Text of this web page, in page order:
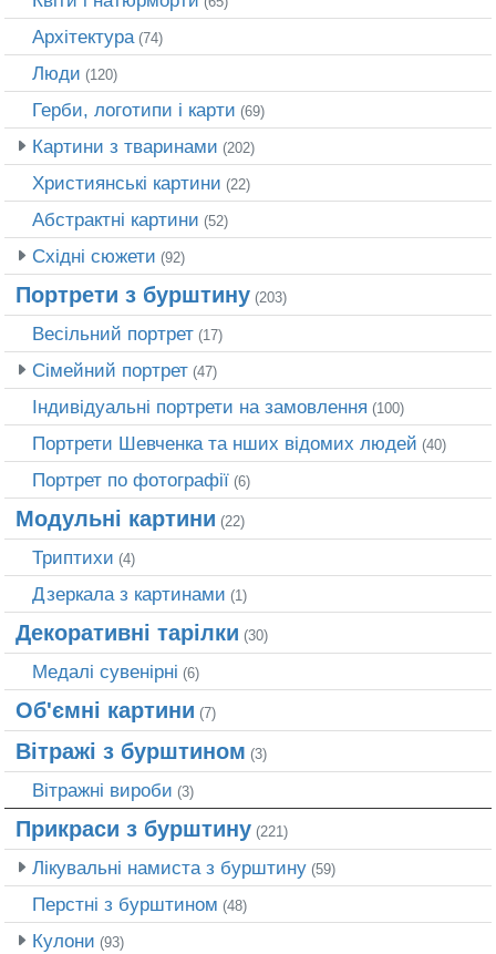
Архітектура (74)
Люди (120)
Герби, логотипи і карти (69)
Картини з тваринами (202)
Християнські картини (22)
Абстрактні картини (52)
Східні сюжети (92)
Портрети з бурштину (203)
Весільний портрет (17)
Сімейний портрет (47)
Індивідуальні портрети на замовлення (100)
Портрети Шевченка та нших відомих людей (40)
Портрет по фотографії (6)
Модульні картини (22)
Триптихи (4)
Дзеркала з картинами (1)
Декоративні тарілки (30)
Медалі сувенірні (6)
Об'ємні картини (7)
Вітражі з бурштином (3)
Вітражні вироби (3)
Прикраси з бурштину (221)
Лікувальні намиста з бурштину (59)
Перстні з бурштином (48)
Кулони (93)